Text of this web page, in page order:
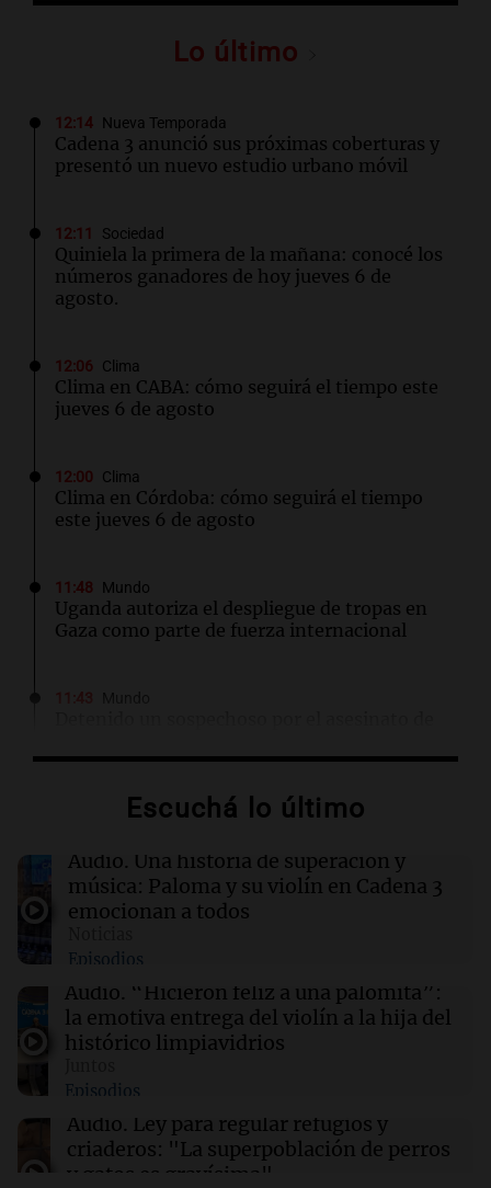
Lo último
12:14 Nueva Temporada
Cadena 3 anunció sus próximas coberturas y
presentó un nuevo estudio urbano móvil
12:11 Sociedad
Quiniela la primera de la mañana: conocé los
números ganadores de hoy jueves 6 de
agosto.
12:06 Clima
Clima en CABA: cómo seguirá el tiempo este
jueves 6 de agosto
12:00 Clima
Clima en Córdoba: cómo seguirá el tiempo
este jueves 6 de agosto
11:48 Mundo
Uganda autoriza el despliegue de tropas en
Gaza como parte de fuerza internacional
Atenas
La revelación de Juan Foyth tras volver a jugar
luego de su grave lesión: "Era todo
negatividad"
11:39 Mundo
Grupos de derechos humanos acusan a Israel
por la muerte de la periodista Amal Khalil
Detenido el esposo de la mujer que falleció en
un incendio automovilístico en Córdoba
Escuchá lo último
Audio. Una historia de superación y
música: Paloma y su violín en Cadena 3
emocionan a todos
Episodios
Audio. “Hicieron feliz a una palomita”:
la emotiva entrega del violín a la hija del
histórico limpiavidrios
Episodios
Audio. Ley para regular refugios y
criaderos: "La superpoblación de perros
y gatos es gravísima"